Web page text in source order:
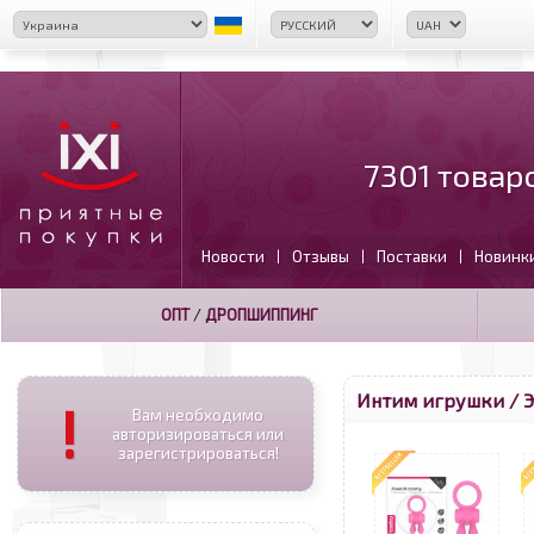
7301
Новости | Отзывы | Поставки |
ОПТ/ ДРОПШИППИНГ
!
Вам необходимо
авторизироваться или
зарегистрироваться!
Интим игрушки /